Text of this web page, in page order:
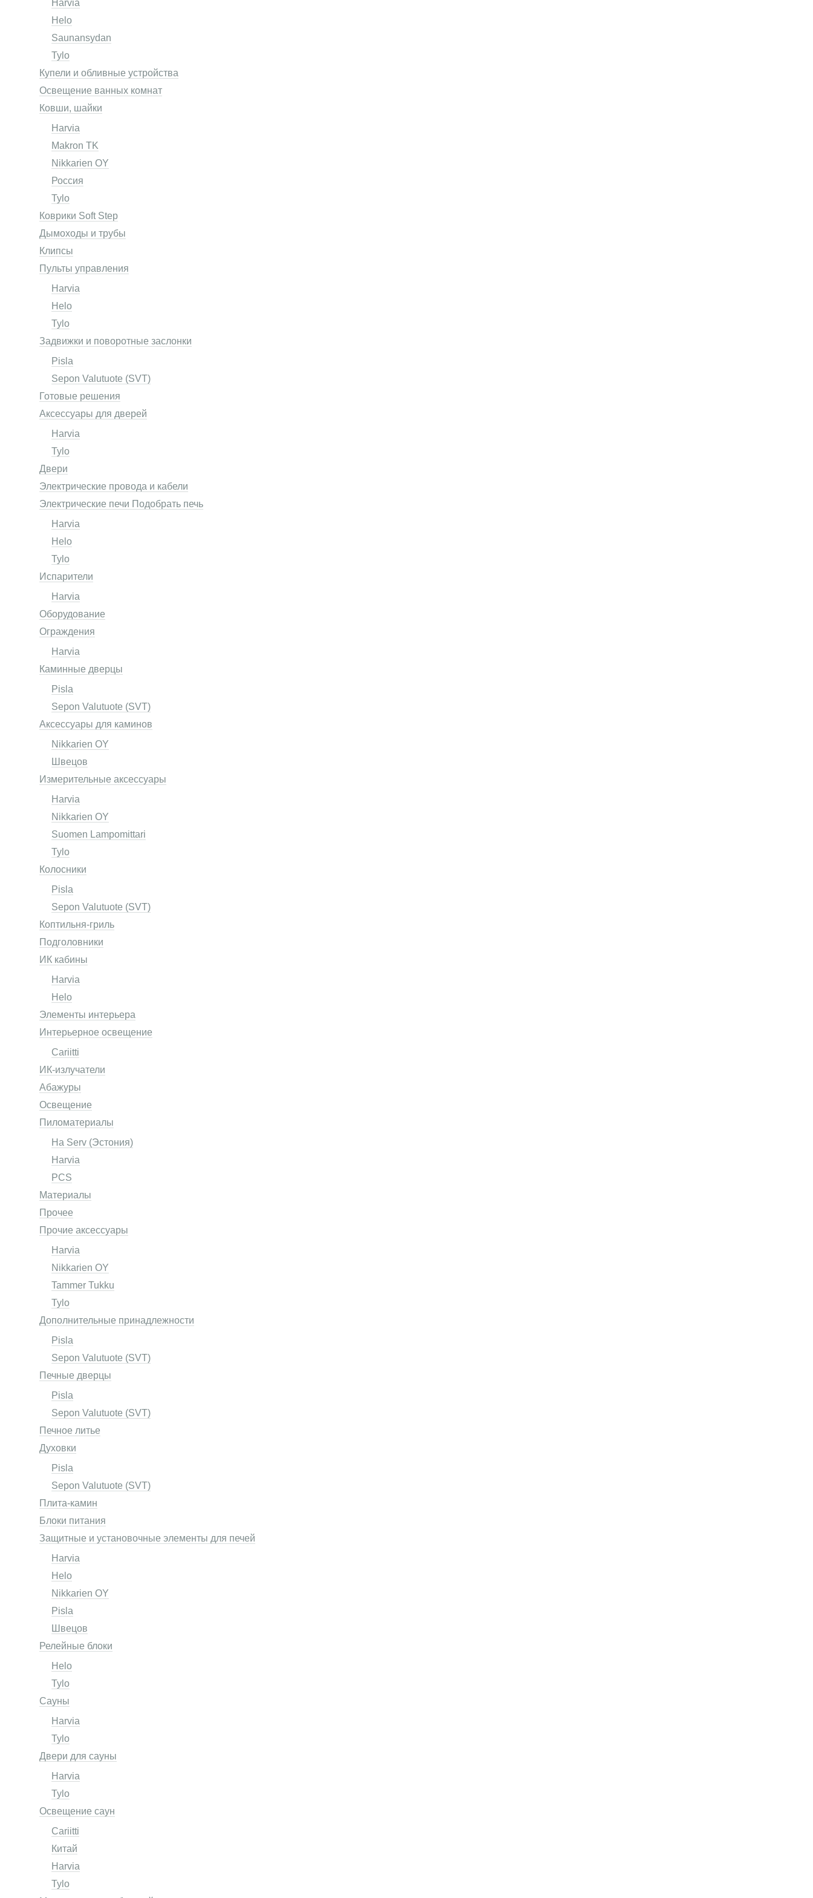
Harvia
Helo
Saunansydan
Tylo
Купели и обливные устройства
Освещение ванных комнат
Ковши, шайки
Harvia
Makron TK
Nikkarien OY
Россия
Tylo
Коврики Soft Step
Дымоходы и трубы
Клипсы
Пульты управления
Harvia
Helo
Tylo
Задвижки и поворотные заслонки
Pisla
Sepon Valutuote (SVT)
Готовые решения
Аксессуары для дверей
Harvia
Tylo
Двери
Электрические провода и кабели
Электрические печи Подобрать печь
Harvia
Helo
Tylo
Испарители
Harvia
Оборудование
Ограждения
Harvia
Каминные дверцы
Pisla
Sepon Valutuote (SVT)
Аксессуары для каминов
Nikkarien OY
Швецов
Измерительные аксессуары
Harvia
Nikkarien OY
Suomen Lampomittari
Tylo
Колосники
Pisla
Sepon Valutuote (SVT)
Коптильня-гриль
Подголовники
ИК кабины
Harvia
Helo
Элементы интерьера
Интерьерное освещение
Cariitti
ИК-излучатели
Абажуры
Освещение
Пиломатериалы
Ha Serv (Эстония)
Harvia
PCS
Материалы
Прочее
Прочие аксессуары
Harvia
Nikkarien OY
Tammer Tukku
Tylo
Дополнительные принадлежности
Pisla
Sepon Valutuote (SVT)
Печные дверцы
Pisla
Sepon Valutuote (SVT)
Печное литье
Духовки
Pisla
Sepon Valutuote (SVT)
Плита-камин
Блоки питания
Защитные и установочные элементы для печей
Harvia
Helo
Nikkarien OY
Pisla
Швецов
Релейные блоки
Helo
Tylo
Сауны
Harvia
Tylo
Двери для сауны
Harvia
Tylo
Освещение саун
Cariitti
Китай
Harvia
Tylo